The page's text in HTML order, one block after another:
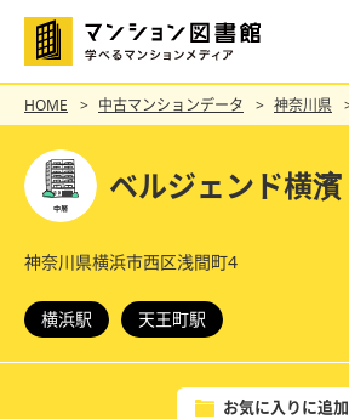
HOME 中古マンションデータ 神奈川県
ベルジェンド横濱
神奈川県横浜市西区浅間町4
横浜駅 天王町駅
お気に入りに追加